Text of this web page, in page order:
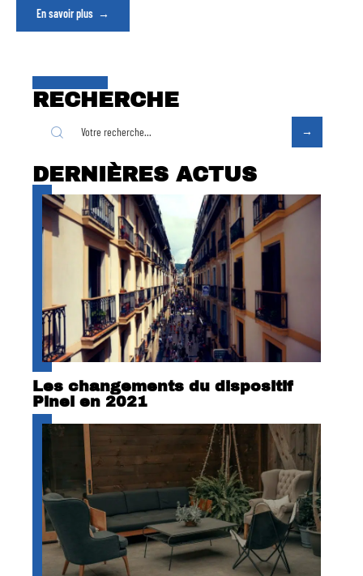
En savoir plus
RECHERCHE
DERNIÈRES ACTUS
Les changements du dispositif
Pinel en 2021